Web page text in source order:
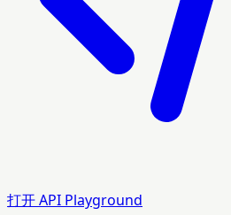
打开 API Playground